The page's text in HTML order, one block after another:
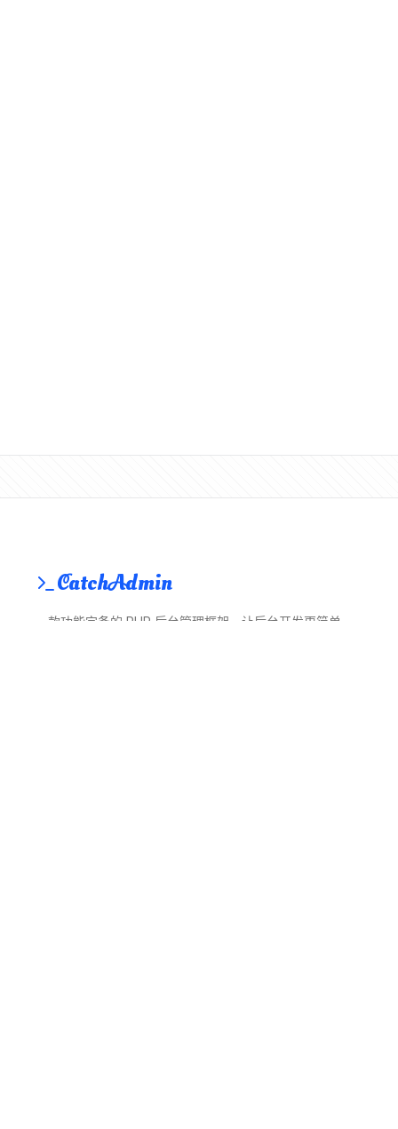
CatchAdmin
一款功能完备的 PHP 后台管理框架，让后台开发更简单